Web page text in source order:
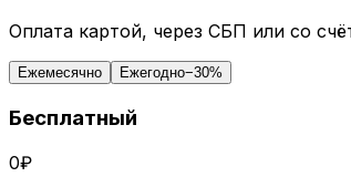
Оплата картой, через СБП или со
Ежемесячно Ежегодно−30%
Бесплатный
0₽